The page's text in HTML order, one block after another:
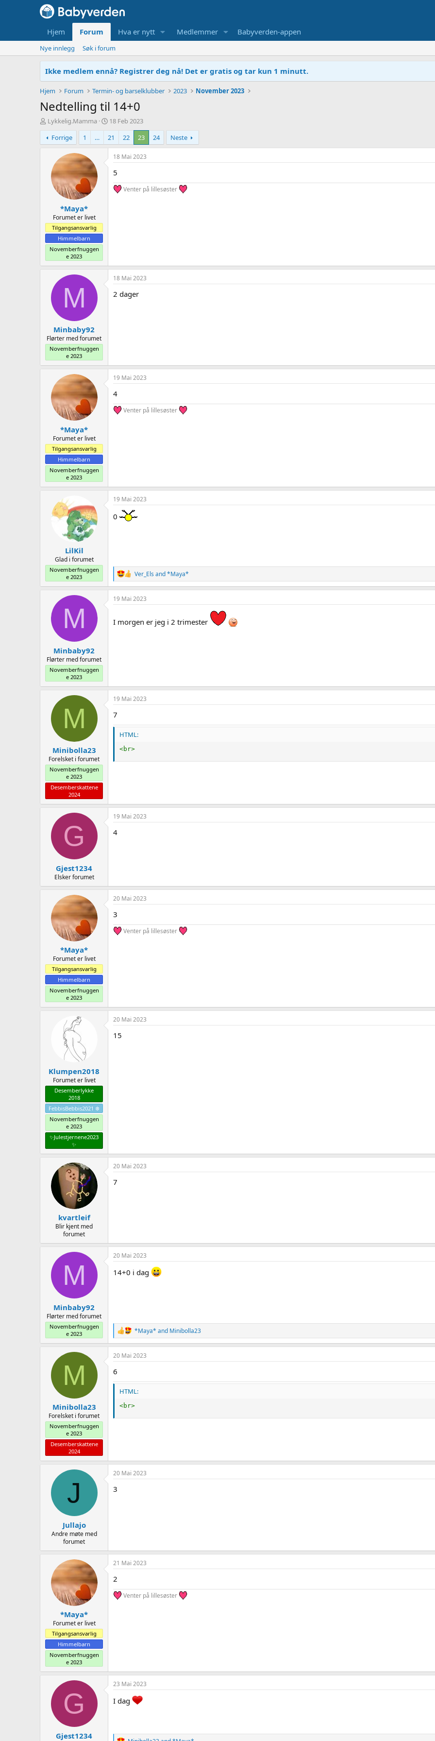
Hjem Forum Hva er nytt Medlemmer Babyverden-appen
Nye innlegg Søk i forum
Ikke medlem ennå? Registrer deg nå! Det er gratis og tar kun 1 minutt.
Hjem Forum Termin- og barselklubber 2023 November 2023
Nedtelling til 14+0
T
r
å
d
Lykkelig.Mamma
O
p
p
r
18 Feb 2023
Forrige
1 … 21 22 23 24 Neste
*Maya*
Forumet er livet
Tilgangsansvarlig
Himmelbarn
Novemberfnuggen
e 2023
18 Mai 2023
5
Venter på lillesøster
M
Minbaby92
Flørter med forumet
Novemberfnuggen
e 2023
18 Mai 2023
2 dager
*Maya*
Forumet er livet
Tilgangsansvarlig
Himmelbarn
Novemberfnuggen
e 2023
19 Mai 2023
4
Venter på lillesøster
LilKil
Glad i forumet
Novemberfnuggen
e 2023
19 Mai 2023
0
R
e
a
c
t
o
n
Ver_Els and*Maya*
M
Minbaby92
Flørter med forumet
Novemberfnuggen
e 2023
19 Mai 2023
I morgen er jeg i 2 trimester
M
Minibolla23
Forelsket i forumet
Novemberfnuggen
e 2023
Desemberskattene
2024
19 Mai 2023
7
HTML:
<br>
G
Gjest1234
Elsker forumet
19 Mai 2023
4
*Maya*
Forumet er livet
Tilgangsansvarlig
Himmelbarn
Novemberfnuggen
e 2023
20 Mai 2023
3
Venter på lillesøster
Klumpen2018
Forumet er livet
Desemberlykke
2018
FebbisBebbis2021 ❄️
Novemberfnuggen
e 2023
✨️Julestjernene2023
✨️
20 Mai 2023
15
kvartleif
Blir kjent med
forumet
20 Mai 2023
7
M
Minbaby92
Flørter med forumet
Novemberfnuggen
e 2023
20 Mai 2023
14+0 i dag
R
e
a
c
t
n
s
*Maya* and Minibolla23
M
Minibolla23
Forelsket i forumet
Novemberfnuggen
e 2023
Desemberskattene
2024
20 Mai 2023
6
HTML:
<br>
J
Jullajo
Andre møte med
forumet
20 Mai 2023
3
*Maya*
Forumet er livet
Tilgangsansvarlig
Himmelbarn
Novemberfnuggen
e 2023
21 Mai 2023
2
Venter på lillesøster
G
Gjest1234
23 Mai 2023
I dag